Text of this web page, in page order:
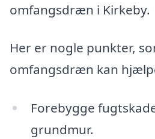
omfangsdræn i Kirkeby.
Her er nogle punkter,
omfangsdræn kan
Forebygge
grundmur.